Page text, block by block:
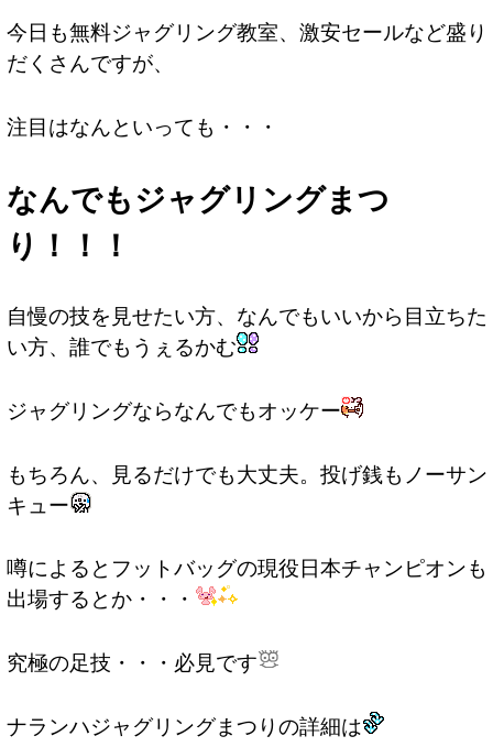
今日も無料ジャグリング教室、激安セールなど盛り
だくさんですが、
注目はなんといっても・・・
なんでもジャグリングまつ
り！！！
自慢の技を見せたい方、なんでもいいから目立ちた
い方、誰でもうぇるかむ
ジャグリングならなんでもオッケー
もちろん、見るだけでも大丈夫。投げ銭もノーサン
キュー
噂によるとフットバッグの現役日本チャンピオンも
出場するとか・・・
究極の足技・・・必見です
ナランハジャグリングまつりの詳細は